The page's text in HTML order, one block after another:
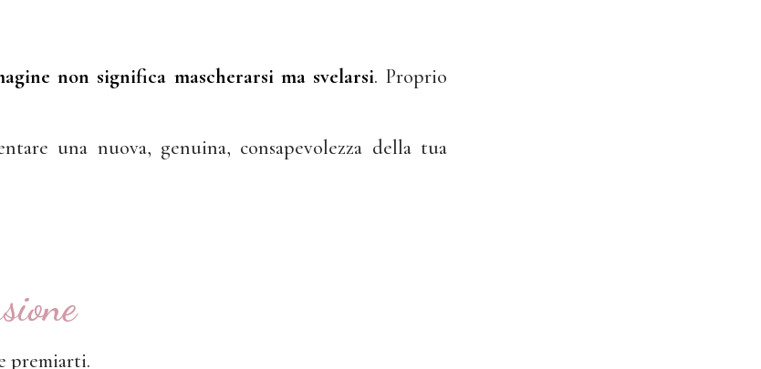
non significa mascherarsi ma svelarsi. Proprio
una nuova, genuina, consapevolezza della tua
premiarti.